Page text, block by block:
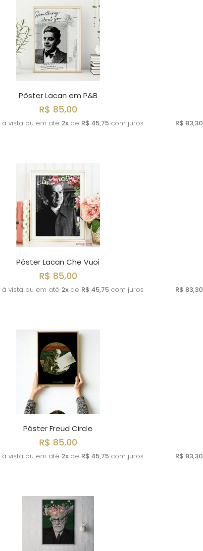
Pôster Lacan em P&B
R$ 85,00
à vista ou em até 2x de R$ 45,75 com juros R$ 83,30
Pôster Lacan Che Vuoi
R$ 85,00
à vista ou em até 2x de R$ 45,75 com juros R$ 83,30
Pôster Freud Circle
R$ 85,00
à vista ou em até 2x de R$ 45,75 com juros R$ 83,30